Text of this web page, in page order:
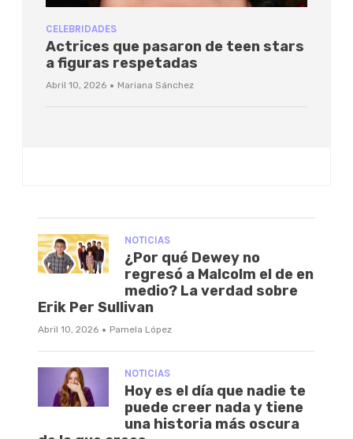
CELEBRIDADES
Actrices que pasaron de teen stars
a figuras respetadas
Abril 10, 2026 · Mariana Sánchez
NOTICIAS
¿Por qué Dewey no
regresó a Malcolm el de en
medio? La verdad sobre
Erik Per Sullivan
Abril 10, 2026 · Pamela López
NOTICIAS
Hoy es el día que nadie te
puede creer nada y tiene
una historia más oscura